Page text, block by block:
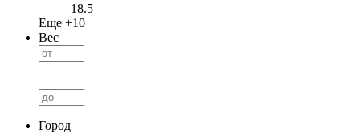
18.5
Еще +10
Вес
—
Город